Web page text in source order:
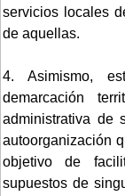
servicios locales
de aquellas.
4. Asimismo,
demarcación
administrativa de
autoorganización
objetivo de
supuestos de